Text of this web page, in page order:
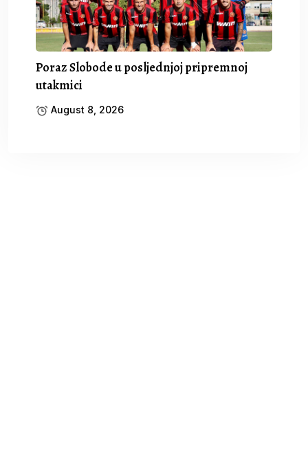
Poraz Slobode u posljednjoj pripremnoj
utakmici
August 8, 2026